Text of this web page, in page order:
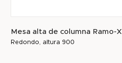
Mesa alta de columna Ramo-X
Redondo, altura 900